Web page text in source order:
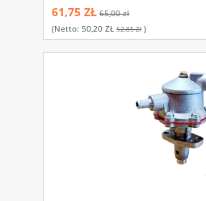
61,75 ZŁ 65,00 zł
(netto: 50,20 ZŁ 52,85 Zł)